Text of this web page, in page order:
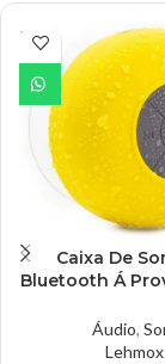
ESGO
TADO
Caixa De
Bluetooth Á
Áudio,
Lehmox